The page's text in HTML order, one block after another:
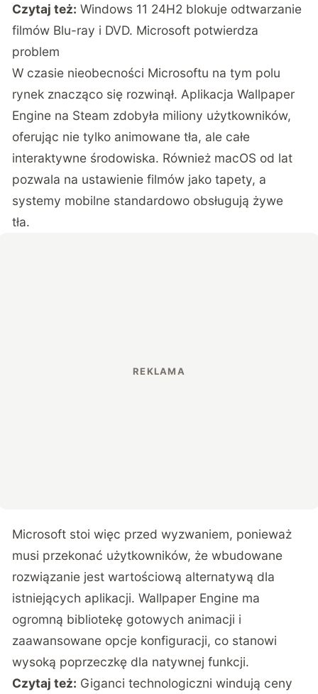
Czytaj też: Windows 11 24H2 blokuje odtwarzanie
filmów Blu-ray i DVD. Microsoft potwierdza
problem
W czasie nieobecności Microsoftu na tym polu
rynek znacząco się rozwinął. Aplikacja Wallpaper
Engine na Steam zdobyła miliony użytkowników,
oferując nie tylko animowane tła, ale całe
interaktywne środowiska. Również macOS od lat
pozwala na ustawienie filmów jako tapety, a
systemy mobilne standardowo obsługują żywe
tła.
Microsoft stoi więc przed wyzwaniem, ponieważ
musi przekonać użytkowników, że wbudowane
rozwiązanie jest wartościową alternatywą dla
istniejących aplikacji. Wallpaper Engine ma
ogromną bibliotekę gotowych animacji i
zaawansowane opcje konfiguracji, co stanowi
wysoką poprzeczkę dla natywnej funkcji.
Czytaj też: Giganci technologiczni windują ceny